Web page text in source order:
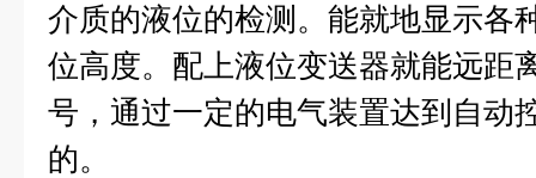
介质的液位的检测。能就地显示各
位高度。配上液位变送器就能远距
号，通过一定的电气装置达到自动
的。